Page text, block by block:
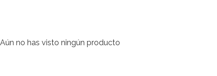
Aún no has visto ningún producto